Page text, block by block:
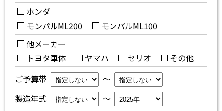
ホンダ
モンパルML200
モンパルML100
他メーカー
トヨタ車体
ヤマハ セリオ
その他
ご予算帯
～
製造年式
～